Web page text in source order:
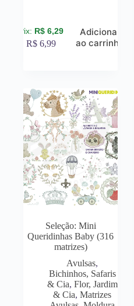
R$ 6,29
R$ 6,99
Adicionar
ao carrinho
Seleção: Mini
Queridinhas Baby (316
matrizes)
Avulsas,
Bichinhos, Safaris
& Cia, Flor, Jardim
& Cia,Matrizes